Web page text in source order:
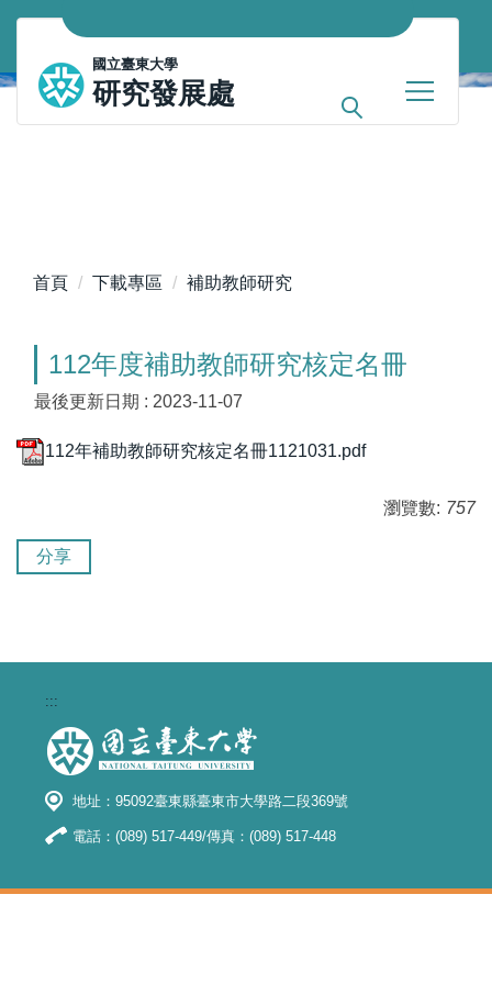
跳
主
內
國立臺東大學
研究發展處
首頁 下載專區 補助教師研究
112年度補助教師研究核定名冊
最後更新日期 : 2023-11-07
112年補助教師研究核定名冊1121031.pdf
瀏覽數: 757
分享
:::
地址：95092臺東縣臺東市大學路二段369號
電話：(089) 517-449/傳真：(089) 517-448